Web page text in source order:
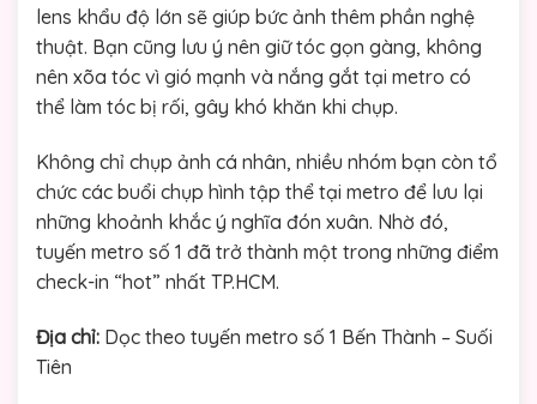
lens khẩu độ lớn sẽ giúp bức ảnh thêm phần nghệ
thuật. Bạn cũng lưu ý nên giữ tóc gọn gàng, không
nên xõa tóc vì gió mạnh và nắng gắt tại metro có
thể làm tóc bị rối, gây khó khăn khi chụp.
Không chỉ chụp ảnh cá nhân, nhiều nhóm bạn còn tổ
chức các buổi chụp hình tập thể tại metro để lưu lại
những khoảnh khắc ý nghĩa đón xuân. Nhờ đó,
tuyến metro số 1 đã trở thành một trong những điểm
check-in “hot” nhất TP.HCM.
Địa chỉ: Dọc theo tuyến metro số 1 Bến Thành – Suối
Tiên